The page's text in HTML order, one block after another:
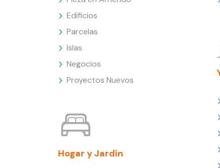
Edificios
Parcelas
Islas
Negocios
Proyectos Nuevos
Hogar y Jardín